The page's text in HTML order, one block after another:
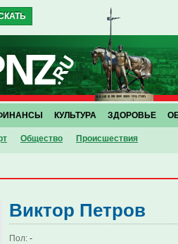
Общество Проиcшествия
КУЛЬТУРА ЗДОРОВЬЕ
Виктор Петров
Пол: -